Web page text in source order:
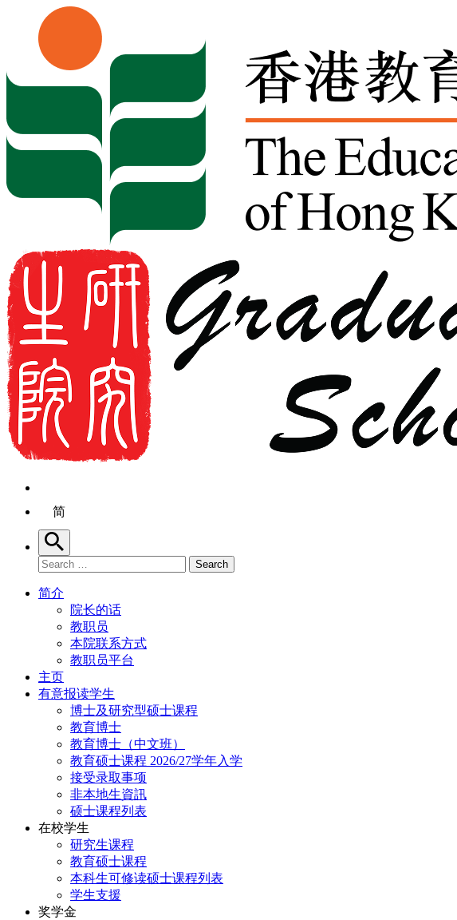
Skip to content
简
Search
Search for: Search
简介
院长的话
教职员
本院联系方式
教职员平台
主页
有意报读学生
博士及研究型硕士课程
教育博士
教育博士（中文班）
教育硕士课程 2026/27学年入学
接受录取事项
非本地生資訊
硕士课程列表
在校学生
研究生课程
教育硕士课程
本科生可修读硕士课程列表
学生支援
奖学金